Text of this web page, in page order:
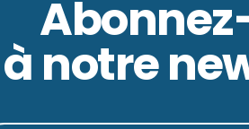
à notre